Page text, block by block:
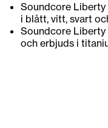
Soundcore Liberty
i blått, vitt, svart
Soundcore Liberty
och erbjuds i